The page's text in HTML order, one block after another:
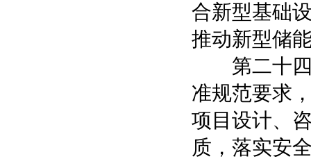
合新型基础
推动新型储
第二十四
准规范要求
项目设计、
质，落实安